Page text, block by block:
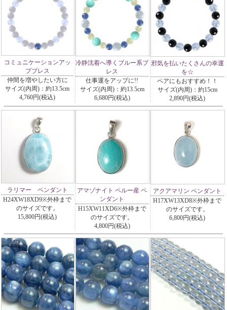
コミュニケーションアッ
プブレス
仲間を増やしたい方に
サイズ(内周)：約13.5cm
4,760円(税込)
冷静沈着へ導くブルー系ブ
レス
仕事運をアップに!!
サイズ(内周)：約13.5cm
6,680円(税込)
邪気を払いたくさんの幸運
を☆
ペアにもおすすめ！！
サイズ(内周)：約15cm
2,890円(税込)
ラリマー ペンダント
H24XW18XD9※外枠まで
のサイズです。
15,800円(税込)
アマゾナイト ペルー産 ペ
ンダント
H15XW11XD6※外枠まで
のサイズです。
4,800円(税込)
アクアマリン ペンダント
H17XW13XD8※外枠まで
のサイズです。
6,800円(税込)